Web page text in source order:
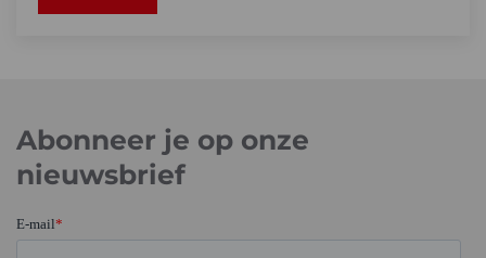
Abonneer je op onze
nieuwsbrief